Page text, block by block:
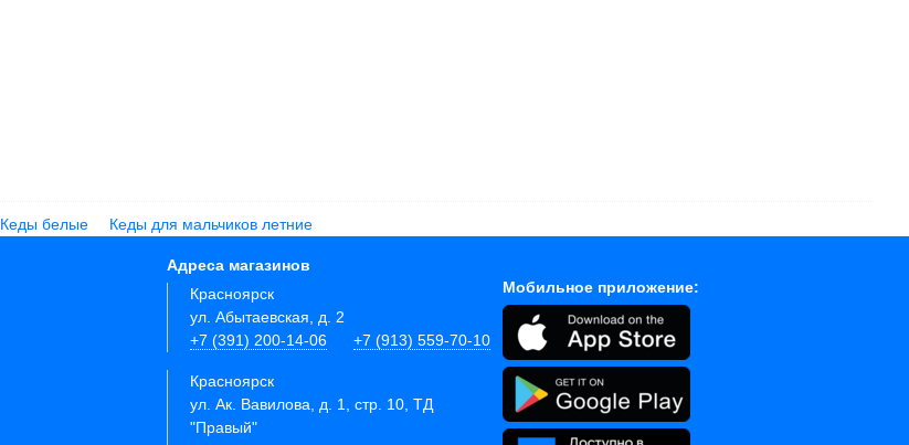
Кеды белые Кеды для мальчиков летние
Адреса магазинов
Красноярск
ул. Абытаевская, д. 2
+7 (391) 200-14-06
+7 (913) 559-70-10
Красноярск
ул. Ак. Вавилова, д. 1, стр. 10, ТД
"Правый"
Мобильное приложение: